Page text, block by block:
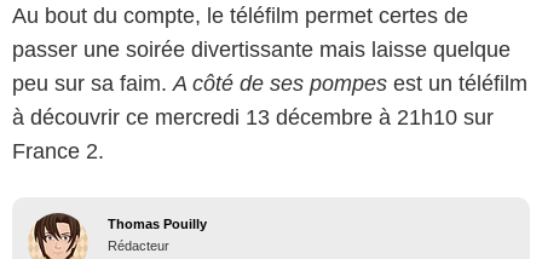
Au bout du compte, le téléfilm permet certes de
passer une soirée divertissante mais laisse quelque
peu sur sa faim.A côté de ses pompes est un téléfilm
à découvrir ce mercredi 13 décembre à 21h10 sur
France 2.
Thomas Pouilly
Rédacteur